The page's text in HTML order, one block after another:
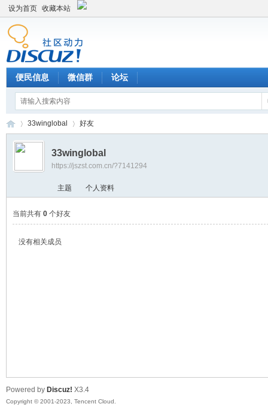
设为首页 收藏本站
便民信息 微信群 论坛
›
33winglobal 好友
33winglobal
https://jszst.com.cn/?7141294
主题 个人资料
当前共有 0个好友
没有相关成员
Powered by Discuz! X3.4
Copyright © 2001-2023, Tencent Cloud.